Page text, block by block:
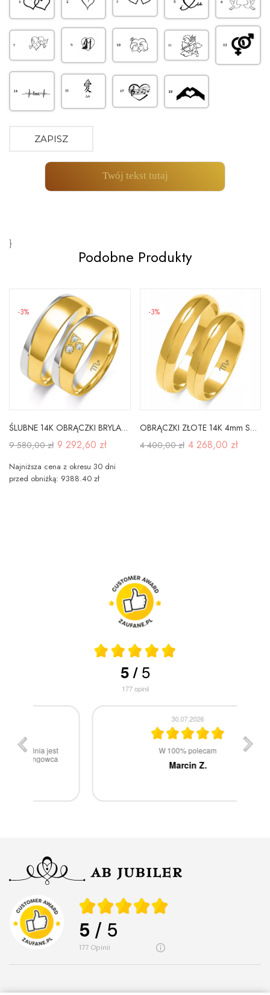
ZAPISZ
Twój tekst tutaj
}
Podobne Produkty
-3%
ŚLUBNE 14K OBRĄCZKI BRYLANTY PÓŁOKRĄGŁE SOCZEWKA
9 580,00 zł 9 292,60 zł
Najniższa cena z okresu 30 dni
przed obniżką: 9388.40 zł
-3%
OBRĄCZKI ZŁOTE 14K 4mm SOCZEWKA GRAWER A-201
4 400,00 zł 4 268,00 zł
5/5
177opinii
W 100% polecam
5 / 5
177 opinii